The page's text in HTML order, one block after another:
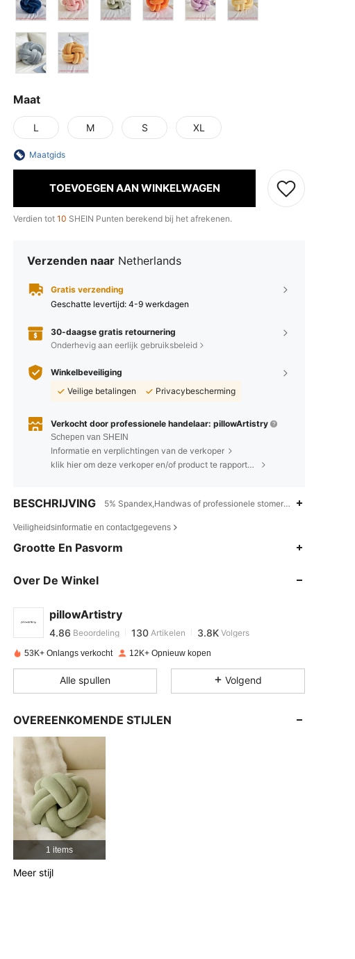
Maat
L M S XL
Maatgids
TOEVOEGEN AAN WINKELWAGEN
Verdien tot 10 SHEIN Punten berekend bij het afrekenen.
Verzenden naar Netherlands
Gratis verzending
Geschatte levertijd: 4-9 werkdagen
30-daagse gratis retournering
Onderhevig aan eerlijk gebruiksbeleid
Winkelbeveiliging
Veilige betalingen
Privacybescherming
Verkocht door professionele handelaar: pillowArtistry
Schepen van SHEIN
Informatie en verplichtingen van de verkoper
klik hier om deze verkoper en/of product te rapporteren.
BESCHRIJVING 5% Spandex,Handwas of professionele stomerij,Nieuwigheid
Veiligheidsinformatie en contactgegevens
Grootte En Pasvorm
Over De Winkel
pillowArtistry
4.86
4.86
4.86 Beoordeling
s***sbetaalde1 dag geleden
4.86 130 3.8K
4.86
4.86
4.86
4.86
53K+ Onlangs verkocht 12K+ Opnieuw kopen
Alle spullen Volgend
OVEREENKOMENDE STIJLEN
1 items
Meer stijl